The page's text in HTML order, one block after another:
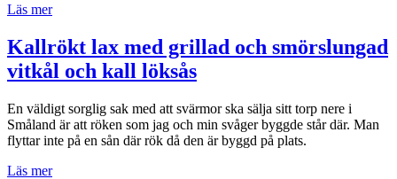
Läs mer”Bäcköring
röding)
–
lyxmat
skogen”
Kallrökt lax med grillad och smörslungad
vitkål och kall löksås
En väldigt sorglig sak med att svärmor ska sälja sitt torp nere i
Småland är att röken som jag och min svåger byggde står där. Man
flyttar inte på en sån där rök då den är byggd på plats.
Läs mer”Kallrökt